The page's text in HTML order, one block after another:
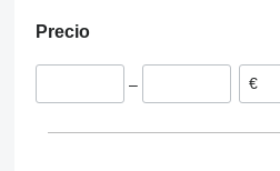
Países Bajos
Precio
–